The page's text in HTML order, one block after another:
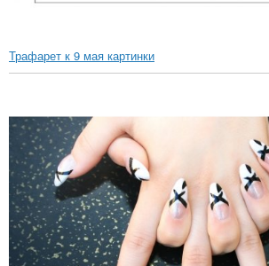
Трафарет к 9 мая картинки